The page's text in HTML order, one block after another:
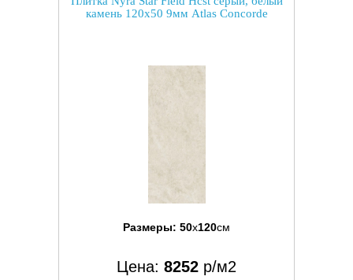
камень 120x50 9мм Atlas Concorde
Размеры: 50x120см
Цена: 8252 р/м2